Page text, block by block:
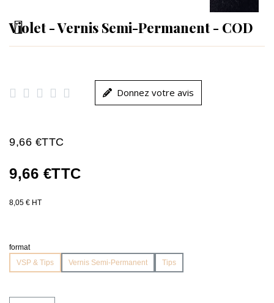
Violet - Vernis Semi-Permanent - COD
     Donnez votre avis
9,66 €TTC
9,66 €TTC
8,05 € HT
format
VSP & Tips
Vernis Semi-Permanent Tips